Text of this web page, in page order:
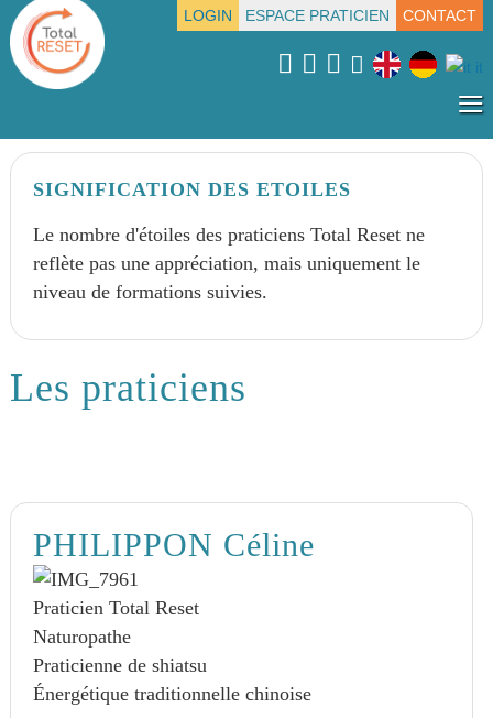
LOGIN ESPACE PRATICIEN CONTACT
≡
SIGNIFICATION DES ETOILES
Le nombre d'étoiles des praticiens Total Reset ne
reflète pas une appréciation, mais uniquement le
niveau de formations suivies.
Les praticiens
PHILIPPON Céline
Praticien Total Reset
Naturopathe
Praticienne de shiatsu
Énergétique traditionnelle chinoise